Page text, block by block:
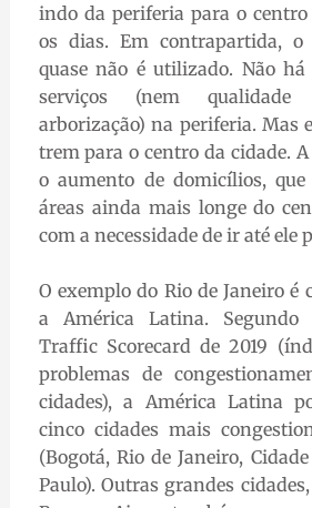
indo da periferia para o
os dias. Em contrapartida, o
quase não é utilizado. Não
serviços (nem qualidade
arborização) na periferia. Mas
trem para o centro da cidade.
o aumento de domicílios, que
áreas ainda mais longe do
com a necessidade de ir até ele
O exemplo do Rio de Janeiro é
a América Latina.
Traffic Scorecard de 2019
problemas de
cidades), a América Latina
cinco cidades mais
(Bogotá, Rio de Janeiro,
Paulo). Outras grandes